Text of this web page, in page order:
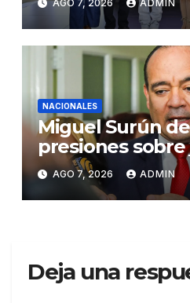
Santiago
AGO 7, 2026 ADMIN
NACIONALES
Miguel Surún
presiones sobre
Suprema Corte
AGO 7, 2026 ADMIN
Deja una